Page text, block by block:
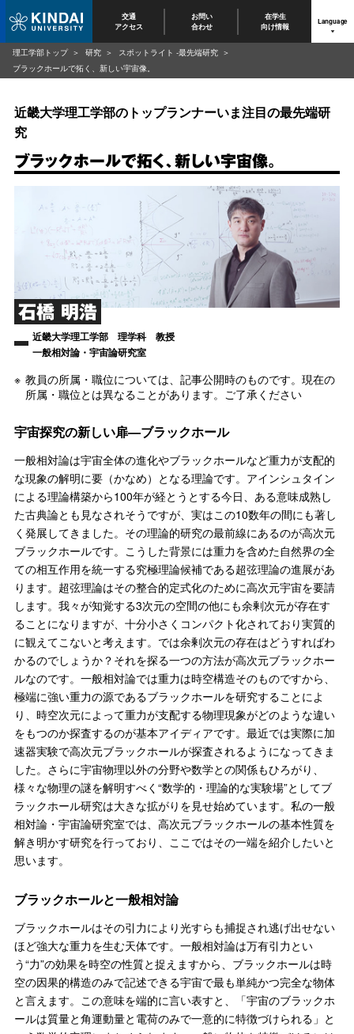
交通
アクセス
お問い
合わせ
在学生
向け情報
Language
近畿大学理工学部のトップランナーいま注目の最先端研
究
ブラックホールで拓く、新しい宇宙像。
石橋 明浩
近畿大学理工学部 理学科 教授
一般相対論・宇宙論研究室
教員の所属・職位については、記事公開時のものです。現在の
所属・職位とは異なることがあります。ご了承ください
宇宙探究の新しい扉—ブラックホール
一般相対論は宇宙全体の進化やブラックホールなど重力が支配的
な現象の解明に要（かなめ）となる理論です。アインシュタイン
による理論構築から100年が経とうとする今日、ある意味成熟し
た古典論とも見なされそうですが、実はこの10数年の間にも著し
く発展してきました。その理論的研究の最前線にあるのが高次元
ブラックホールです。こうした背景には重力を含めた自然界の全
ての相互作用を統一する究極理論候補である超弦理論の進展があ
ります。超弦理論はその整合的定式化のために高次元宇宙を要請
します。我々が知覚する3次元の空間の他にも余剰次元が存在す
ることになりますが、十分小さくコンパクト化されており実質的
に観えてこないと考えます。では余剰次元の存在はどうすればわ
かるのでしょうか？それを探る一つの方法が高次元ブラックホー
ルなのです。一般相対論では重力は時空構造そのものですから、
極端に強い重力の源であるブラックホールを研究することによ
り、時空次元によって重力が支配する物理現象がどのような違い
をもつのか探査するのが基本アイディアです。最近では実際に加
速器実験で高次元ブラックホールが探査されるようになってきま
した。さらに宇宙物理以外の分野や数学との関係もひろがり、
様々な物理の謎を解明すべく“数学的・理論的な実験場”としてブ
ラックホール研究は大きな拡がりを見せ始めています。私の一般
相対論・宇宙論研究室では、高次元ブラックホールの基本性質を
解き明かす研究を行っており、ここではその一端を紹介したいと
思います。
ブラックホールと一般相対論
ブラックホールはその引力により光すらも捕捉され逃げ出せない
ほど強大な重力を生む天体です。一般相対論は万有引力とい
う“力”の効果を時空の性質と捉えますから、ブラックホールは時
空の因果的構造のみで記述できる宇宙で最も単純かつ完全な物体
と言えます。この意味を端的に言い表すと、「宇宙のブラックホ
ールは質量と角運動量と電荷のみで一意的に特徴づけられる」と
理工学部トップ 研究
スポットライト -最先端研究
ブラックホールで拓く、新しい宇宙像。